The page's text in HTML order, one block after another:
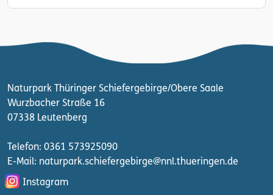
Naturpark Thüringer Schiefergebirge/Obere Saale
Wurzbacher Straße 16
07338 Leutenberg
Telefon: 0361 573925090
E-Mail: naturpark.schiefergebirge@nnl.thueringen.de
Instagram